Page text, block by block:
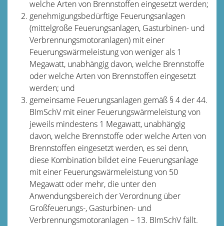
welche Arten von Brennstoffen eingesetzt werden;
genehmigungsbedürftige Feuerungsanlagen
(mittelgroße Feuerungsanlagen, Gasturbinen- und
Verbrennungsmotoranlagen) mit einer
Feuerungswärmeleistung von weniger als 1
Megawatt, unabhängig davon, welche Brennstoffe
oder welche Arten von Brennstoffen eingesetzt
werden; und
gemeinsame Feuerungsanlagen gemäß § 4 der 44.
BImSchV mit einer Feuerungswärmeleistung von
jeweils mindestens 1 Megawatt, unabhängig
davon, welche Brennstoffe oder welche Arten von
Brennstoffen eingesetzt werden, es sei denn,
diese Kombination bildet eine Feuerungsanlage
mit einer Feuerungswärmeleistung von 50
Megawatt oder mehr, die unter den
Anwendungsbereich der Verordnung über
Großfeuerungs-, Gasturbinen- und
Verbrennungsmotoranlagen – 13. BImSchV fällt.